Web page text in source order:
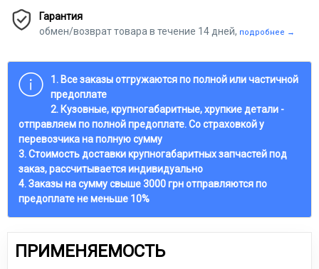
Гарантия
обмен/возврат товара в течение 14 дней, подробнее →
1. Все заказы отгружаются по полной или частичной
предоплате
2. Кузовные, крупногабаритные, хрупкие детали -
отправляем по полной предоплате. Со страховкой у
перевозчика на полную сумму
3. Стоимость доставки крупногабаритных запчастей под
заказ, рассчитывается индивидуально
4. Заказы на сумму свыше 3000 грн отправляются по
предоплате не меньше 10%
ПРИМЕНЯЕМОСТЬ